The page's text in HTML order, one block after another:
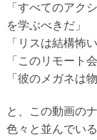
「すべてのアク
を学ぶべきだ」
「リスは結構怖
「このリモート
「彼のメガネは
と、この動画の
色々と並んでいる